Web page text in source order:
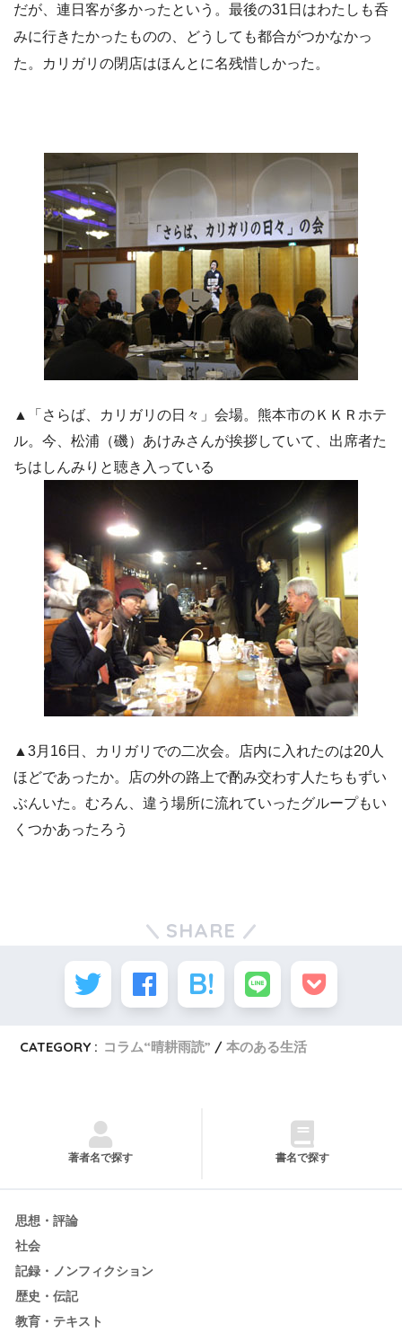
だが、連日客が多かったという。最後の31日はわたしも呑
みに行きたかったものの、どうしても都合がつかなかっ
た。カリガリの閉店はほんとに名残惜しかった。
▲「さらば、カリガリの日々」会場。熊本市のＫＫＲホテ
ル。今、松浦（磯）あけみさんが挨拶していて、出席者た
ちはしんみりと聴き入っている
▲3月16日、カリガリでの二次会。店内に入れたのは20人
ほどであったか。店の外の路上で酌み交わす人たちもずい
ぶんいた。むろん、違う場所に流れていったグループもい
くつかあったろう
SHARE
CATEGORY : コラム“晴耕雨読” 本のある生活
著者名で探す 書名で探す
思想・評論
社会
記録・ノンフィクション
歴史・伝記
教育・テキスト